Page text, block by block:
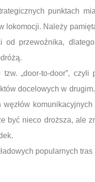
punktach
lokomocji. Należy
od przewoźnika,
„door-to-door”,
docelowych w
być nieco droższa, ale
popularnych